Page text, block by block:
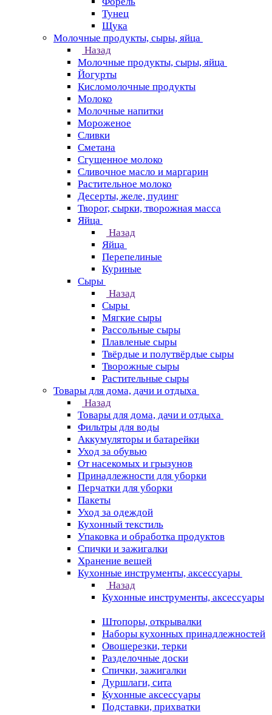
Тунец
Щука
Молочные продукты, сыры, яйца
Назад
Молочные продукты, сыры, яйца
Йогурты
Кисломолочные продукты
Молоко
Молочные напитки
Мороженое
Сливки
Сметана
Сгущенное молоко
Сливочное масло и маргарин
Растительное молоко
Десерты, желе, пудинг
Творог, сырки, творожная масса
Яйца
Назад
Яйца
Перепелиные
Куриные
Сыры
Назад
Сыры
Мягкие сыры
Рассольные сыры
Плавленые сыры
Твёрдые и полутвёрдые сыры
Творожные сыры
Растительные сыры
Товары для дома, дачи и отдыха
Назад
Товары для дома, дачи и отдыха
Фильтры для воды
Аккумуляторы и батарейки
Уход за обувью
От насекомых и грызунов
Принадлежности для уборки
Перчатки для уборки
Пакеты
Уход за одеждой
Кухонный текстиль
Упаковка и обработка продуктов
Спички и зажигалки
Хранение вещей
Кухонные инструменты, аксессуары
Назад
Кухонные инструменты, аксессуары
Штопоры, открывалки
Наборы кухонных принадлежностей
Овощерезки, терки
Разделочные доски
Спички, зажигалки
Дуршлаги, сита
Кухонные аксессуары
Подставки, прихватки